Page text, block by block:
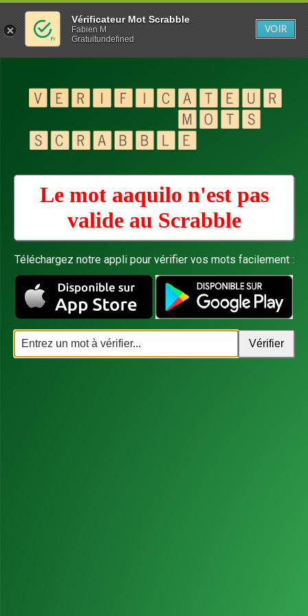
Le mot aaquilo n'est pas
valide au Scrabble
Téléchargez notre appli pour vérifier vos mots facilement :
Vérificateur Mot Scrabble
Fabien M
Gratuitundefined
VOIR